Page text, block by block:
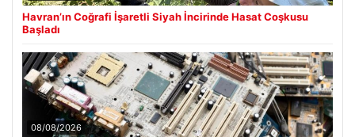
Havran’ın Coğrafi İşaretli Siyah İncirinde Hasat Coşkusu
Başladı
08/08/2026